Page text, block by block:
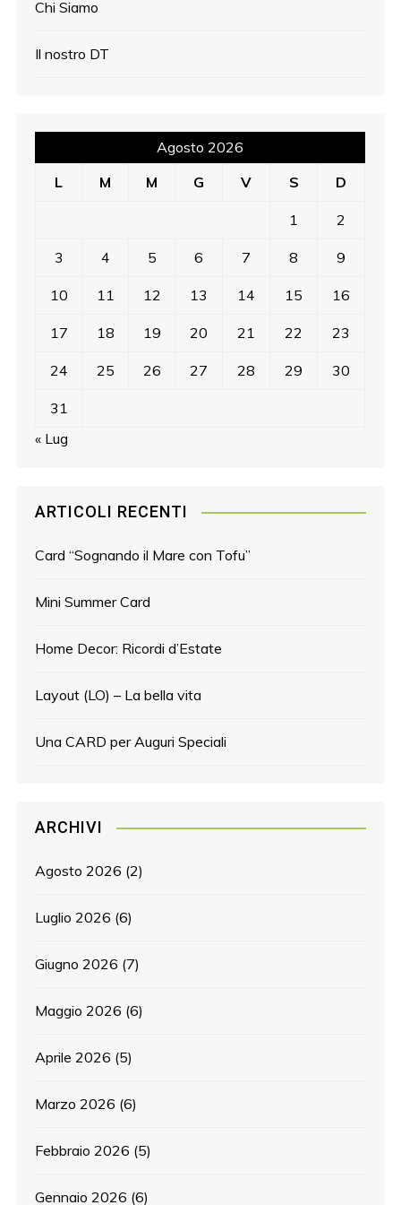
Chi Siamo
Il nostro DT
Agosto 2026
L
M M G V S D
1 2
3 4 5 6 7 8 9
10 11 12 13 14 15 16
17 18 19 20 21 22 23
24 25 26 27 28 29 30
31
« Lug
ARTICOLI RECENTI
Card “Sognando il Mare con Tofu”
Mini Summer Card
Home Decor: Ricordi d’Estate
Layout (LO) – La bella vita
Una CARD per Auguri Speciali
ARCHIVI
Agosto 2026 (2)
Luglio 2026 (6)
Giugno 2026 (7)
Maggio 2026 (6)
Aprile 2026 (5)
Marzo 2026 (6)
Febbraio 2026 (5)
Gennaio 2026 (6)